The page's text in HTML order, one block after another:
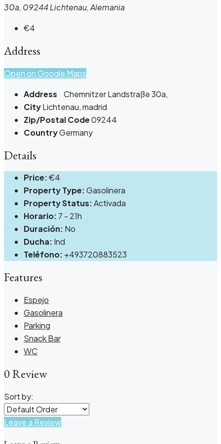
30a, 09244 Lichtenau, Alemania
€4
Address
Open on Google Maps
Address
Chemnitzer Landstraße 30a,
CityLichtenau, madrid
Zip/Postal Code09244
CountryGermany
Details
Price:€4
Property Type:Gasolinera
Property Status:Activada
Horario: 7 - 21h
Duración: No
Ducha: Ind
Teléfono: +493720883523
Features
Espejo
Gasolinera
Parking
Snack Bar
WC
0 Review
Sort by:
Leave a Review